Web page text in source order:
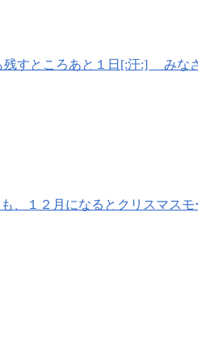
ころあと１日[:汗:] みなさ
月になるとクリスマスモー